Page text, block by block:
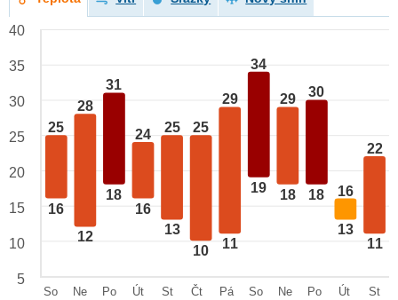
25
16
28
12
31
18
24
16
25
13
25
10
29
11
34
19
29
18
30
18 16
13
22
11
40
35
30
25
20
15
10
5
So
Ne
Po
Út
St
Čt
Pá
So
Ne
Po
Út
St